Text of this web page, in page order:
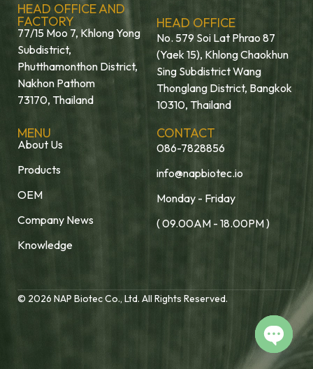
HEAD OFFICE AND
FACTORY
77/15 Moo 7, Khlong Yong
Subdistrict,
Phutthamonthon District,
Nakhon Pathom
73170, Thailand
HEAD OFFICE
No. 579 Soi Lat Phrao 87
(Yaek 15), Khlong Chaokhun
Sing Subdistrict Wang
Thonglang District, Bangkok
10310, Thailand
MENU
About Us
Products
OEM
Company News
Knowledge
CONTACT
086-7828856
info@napbiotec.io
Monday - Friday
( 09.00AM - 18.00PM )
© 2026 NAP Biotec Co., Ltd. All Rights Reserved.
Open